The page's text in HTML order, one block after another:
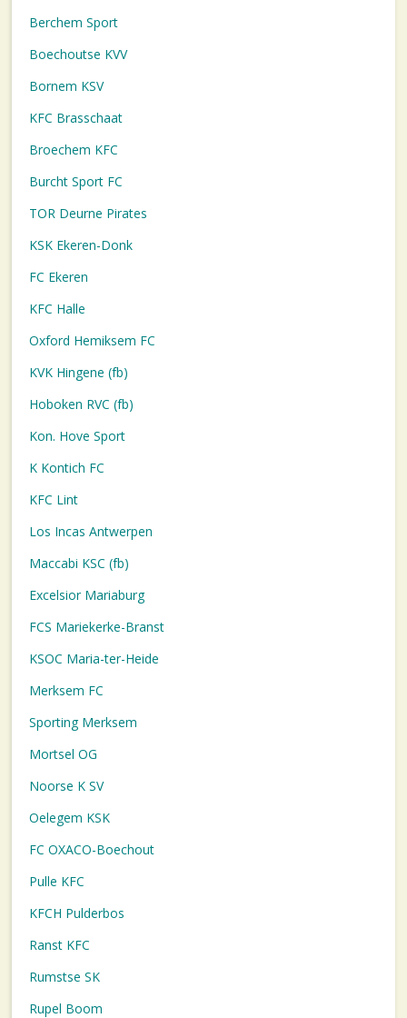
Berchem Sport
Boechoutse KVV
Bornem KSV
KFC Brasschaat
Broechem KFC
Burcht Sport FC
TOR Deurne Pirates
KSK Ekeren-Donk
FC Ekeren
KFC Halle
Oxford Hemiksem FC
KVK Hingene (fb)
Hoboken RVC (fb)
Kon. Hove Sport
K Kontich FC
KFC Lint
Los Incas Antwerpen
Maccabi KSC (fb)
Excelsior Mariaburg
FCS Mariekerke-Branst
KSOC Maria-ter-Heide
Merksem FC
Sporting Merksem
Mortsel OG
Noorse K SV
Oelegem KSK
FC OXACO-Boechout
Pulle KFC
KFCH Pulderbos
Ranst KFC
Rumstse SK
Rupel Boom